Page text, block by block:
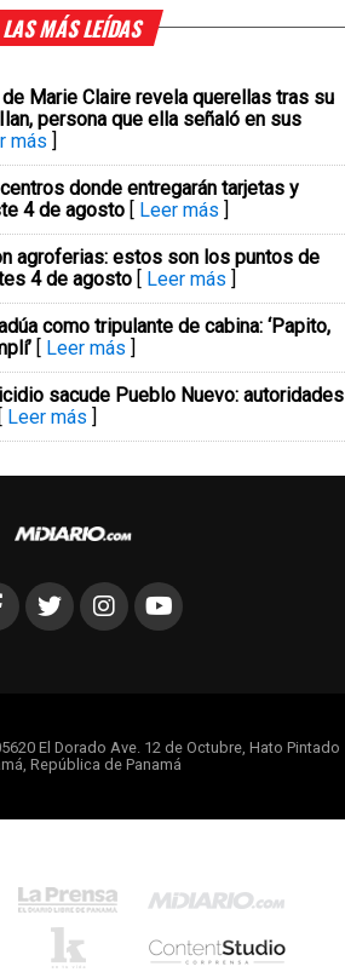
LAS MÁS LEÍDAS
Marie Claire revela querellas tras su
persona que ella señaló en sus
más ]
donde entregarán tarjetas y
4 de agosto [ Leer más ]
agroferias: estos son los puntos de
4 de agosto [ Leer más ]
como tripulante de cabina: ‘Papito,
[ Leer más ]
sacude Pueblo Nuevo: autoridades
[ Leer más ]
El Dorado Ave. 12 de Octubre, Hato Pintado
República de Panamá